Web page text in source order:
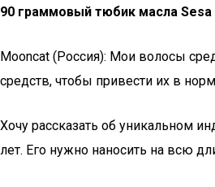
90 граммовый тюбик масла
Mooncat (Россия): Мои волосы
средств, чтобы привести их в
Хочу рассказать об уникальном
лет. Его нужно наносить на всю